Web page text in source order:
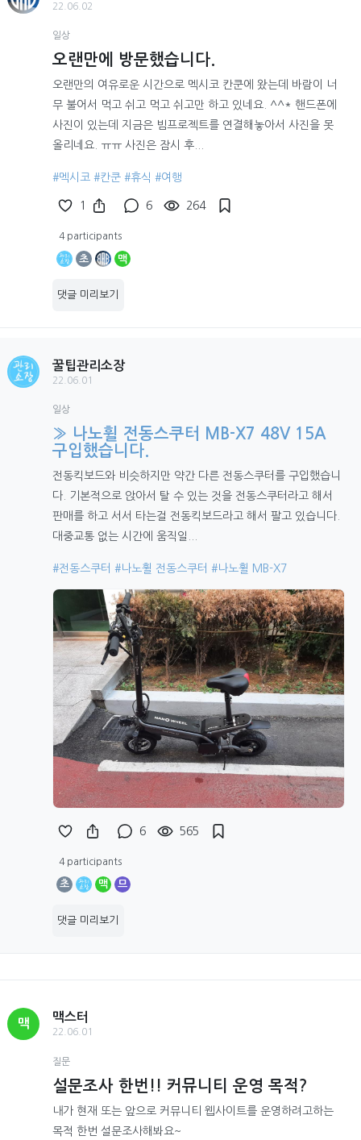
22.06.02
일상
오랜만에 방문했습니다.
오랜만의 여유로운 시간으로 멕시코 칸쿤에 왔는데 바람이 너
무 불어서 먹고 쉬고 먹고 쉬고만 하고 있네요. ^^* 핸드폰에
사진이 있는데 지금은 빔프로젝트를 연결해놓아서 사진을 못
올리네요. ㅠㅠ 사진은 잠시 후...
#멕시코 #칸쿤 #휴식 #여행
1 6 264
4 participants
초 맥
댓글 미리보기
꿀팁관리소장
22.06.01
일상
» 나노휠 전동스쿠터 MB-X7 48V 15A
구입했습니다.
전동킥보드와 비슷하지만 약간 다른 전동스쿠터를 구입했습니
다. 기본적으로 앉아서 탈 수 있는 것을 전동스쿠터라고 해서
판매를 하고 서서 타는걸 전동킥보드라고 해서 팔고 있습니다.
대중교통 없는 시간에 움직일...
#전동스쿠터 #나노휠 전동스쿠터 #나노휠 MB-X7
6 565
4 participants
초 맥 므
댓글 미리보기
맥
맥스터
22.06.01
질문
설문조사 한번!! 커뮤니티 운영 목적?
내가 현재 또는 앞으로 커뮤니티 웹사이트를 운영하려고하는
목적 한번 설문조사해봐요~